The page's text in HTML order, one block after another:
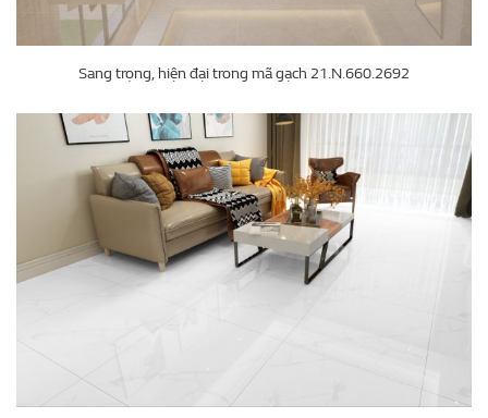
Sang trọng, hiện đại trong mã gạch 21.N.660.2692